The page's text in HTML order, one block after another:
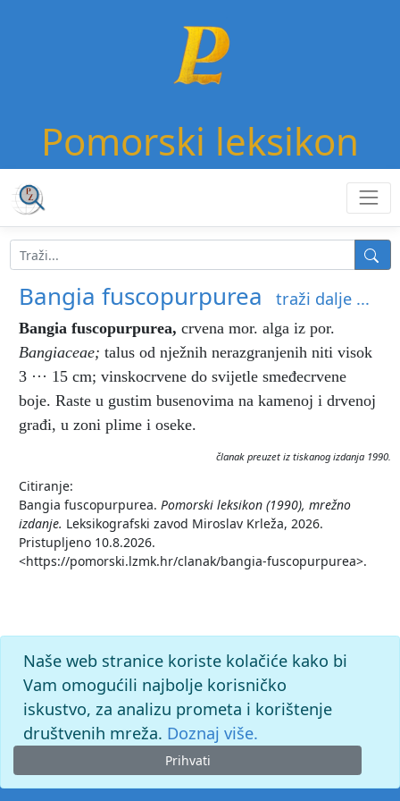
Pomorski leksikon
Bangia fuscopurpurea traži dalje ...
Bangia fuscopurpurea, crvena mor. alga iz por.
Bangiaceae; talus od nježnih nerazgranjenih niti visok
3 ··· 15 cm; vinskocrvene do svijetle smeđecrvene
boje. Raste u gustim busenovima na kamenoj i drvenoj
građi, u zoni plime i oseke.
članak preuzet iz tiskanog izdanja 1990.
Citiranje:
Bangia fuscopurpurea. Pomorski leksikon (1990), mrežno
izdanje. Leksikografski zavod Miroslav Krleža, 2026.
Pristupljeno 10.8.2026.
<https://pomorski.lzmk.hr/clanak/bangia-fuscopurpurea>.
Naše web stranice koriste kolačiće kako bi
Vam omogućili najbolje korisničko
iskustvo, za analizu prometa i korištenje
društvenih mreža. Doznaj više.
Prihvati
© 2026. -Leksikografski zavodMiroslav Krleža